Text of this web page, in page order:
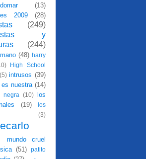
(13)
2009
(28)
(249)
y
(244)
(48) harry
High School
(5) intrusos (39)
es nuestra (14)
negra (10)
los
(19)
los
(3)
mundo cruel
(51)
patito